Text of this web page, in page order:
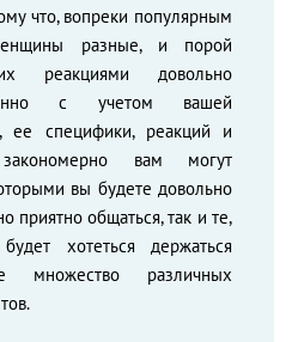
что, вопреки популярным
разные, и порой
реакциями довольно
с учетом вашей
ее специфики, реакций и
вам могут
вы будете довольно
приятно общаться, так и те,
хотеться держаться
множество различных